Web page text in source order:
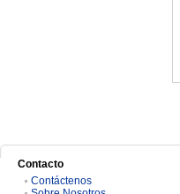
Contacto
Contáctenos